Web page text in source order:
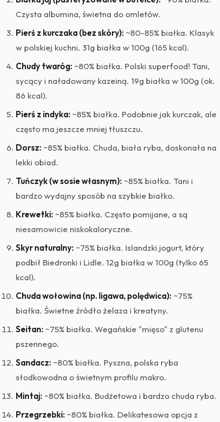
Czysta albumina, świetna do omletów.
Pierś z kurczaka (bez skóry): ~80-85% białka. Klasyk
w polskiej kuchni. 31g białka w 100g (165 kcal).
Chudy twaróg: ~80% białka. Polski superfood! Tani,
sycący i naładowany kazeiną. 19g białka w 100g (ok.
86 kcal).
Pierś z indyka: ~85% białka. Podobnie jak kurczak, ale
często ma jeszcze mniej tłuszczu.
Dorsz: ~85% białka. Chuda, biała ryba, doskonała na
lekki obiad.
Tuńczyk (w sosie własnym): ~85% białka. Tani i
bardzo wydajny sposób na szybkie białko.
Krewetki: ~85% białka. Często pomijane, a są
niesamowicie niskokaloryczne.
Skyr naturalny: ~75% białka. Islandzki jogurt, który
podbił Biedronki i Lidle. 12g białka w 100g (tylko 65
kcal).
Chuda wołowina (np. ligawa, polędwica): ~75%
białka. Świetne źródło żelaza i kreatyny.
Seitan: ~75% białka. Wegańskie "mięso" z glutenu
pszennego.
Sandacz: ~80% białka. Pyszna, polska ryba
słodkowodna o świetnym profilu makro.
Mintaj: ~80% białka. Budżetowa i bardzo chuda ryba.
Przegrzebki: ~80% białka. Delikatesowa opcja z